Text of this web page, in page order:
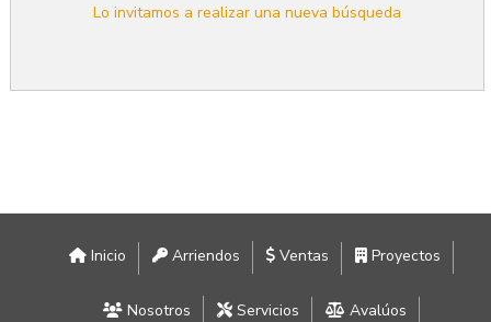
Lo invitamos a realizar una nueva búsqueda
Inicio Arriendos Ventas Proyectos
Nosotros Servicios Avalúos